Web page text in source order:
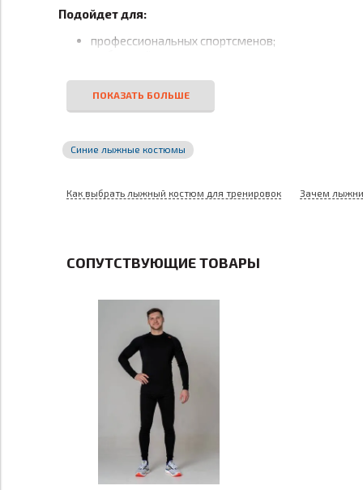
Подойдет для:
профессиональных спортсменов;
Температурный режим:
Бренд: Финляндия
Синие лыжные костюмы
Как выбрать лыжный костюм для тренировок Зачем
СОПУТСТВУЮЩИЕ ТОВАРЫ